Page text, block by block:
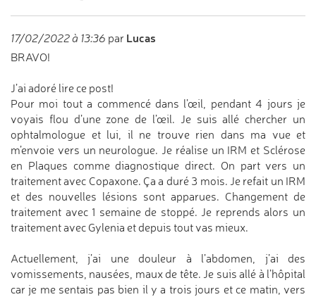
17/02/2022 à 13:36 par Lucas
BRAVO!
J’ai adoré lire ce post!
Pour moi tout a commencé dans l’œil, pendant 4 jours je
voyais flou d’une zone de l’œil. Je suis allé chercher un
ophtalmologue et lui, il ne trouve rien dans ma vue et
m’envoie vers un neurologue. Je réalise un IRM et Sclérose
en Plaques comme diagnostique direct. On part vers un
traitement avec Copaxone. Ça a duré 3 mois. Je refait un IRM
et des nouvelles lésions sont apparues. Changement de
traitement avec 1 semaine de stoppé. Je reprends alors un
traitement avec Gylenia et depuis tout vas mieux.
Actuellement, j’ai une douleur à l’abdomen, j’ai des
vomissements, nausées, maux de tête. Je suis allé à l’hôpital
car je me sentais pas bien il y a trois jours et ce matin, vers